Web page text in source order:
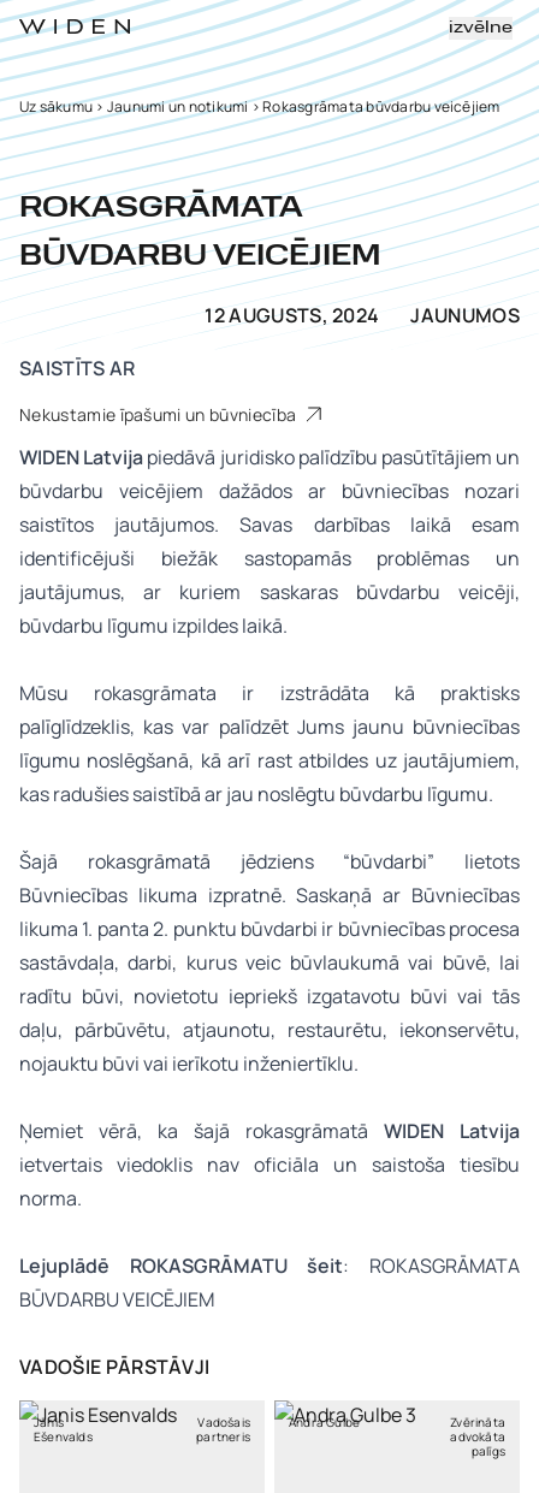
izvēlne
Uz sākumu> Jaunumi un notikumi>Rokasgrāmata būvdarbu veicējiem
ROKASGRĀMATA
BŪVDARBU VEICĒJIEM
12 AUGUSTS, 2024
JAUNUMOS
SAISTĪTS AR
Nekustamie īpašumi un būvniecība
WIDEN Latvijapiedāvā juridisko palīdzību pasūtītājiem un
būvdarbu veicējiem dažādos ar būvniecības nozari
saistītos jautājumos. Savas darbības laikā esam
identificējuši biežāk sastopamās problēmas un
jautājumus, ar kuriem saskaras būvdarbu veicēji,
būvdarbu līgumu izpildes laikā.
Mūsu rokasgrāmata ir izstrādāta kā praktisks
palīglīdzeklis, kas var palīdzēt Jums jaunu būvniecības
līgumu noslēgšanā, kā arī rast atbildes uz jautājumiem,
kas radušies saistībā ar jau noslēgtu būvdarbu līgumu.
Šajā rokasgrāmatā jēdziens “būvdarbi” lietots
Būvniecības likuma izpratnē. Saskaņā ar Būvniecības
likuma 1. panta 2. punktu būvdarbi ir būvniecības procesa
sastāvdaļa, darbi, kurus veic būvlaukumā vai būvē, lai
radītu būvi, novietotu iepriekš izgatavotu būvi vai tās
daļu, pārbūvētu, atjaunotu, restaurētu, iekonservētu,
nojauktu būvi vai ierīkotu inženiertīklu.
Ņemiet vērā, ka šajā rokasgrāmatā WIDEN Latvija
ietvertais viedoklis nav oficiāla un saistoša tiesību
norma.
Lejuplādē ROKASGRĀMATU šeit: ROKASGRĀMATA
BŪVDARBU VEICĒJIEM
VADOŠIE PĀRSTĀVJI
Jānis
Ešenvalds
Vadošais
partneris
Andra Gulbe
Zvērināta
advokāta
palīgs